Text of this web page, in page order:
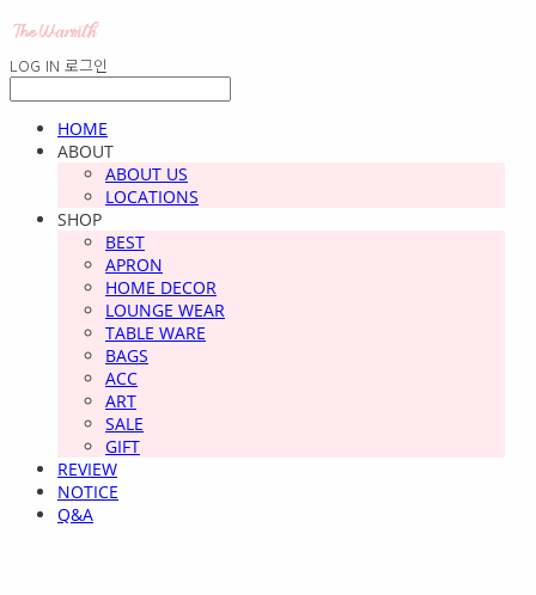
LOG IN 로그인
HOME
ABOUT
ABOUT US
LOCATIONS
SHOP
BEST
APRON
HOME DECOR
LOUNGE WEAR
TABLE WARE
BAGS
ACC
ART
SALE
GIFT
REVIEW
NOTICE
Q&A